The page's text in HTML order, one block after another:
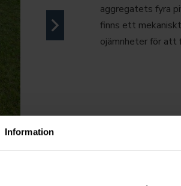
Information
aggregatets fyra
finns ett
ojämnheter för att